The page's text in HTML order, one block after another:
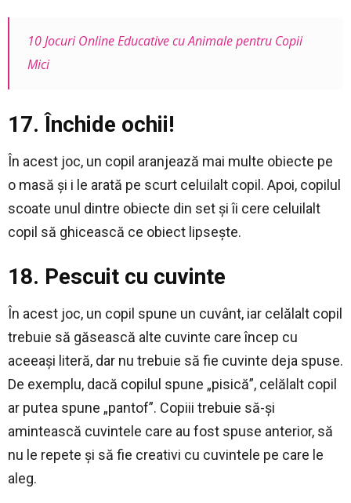
10 Jocuri Online Educative cu Animale pentru Copii
Mici
17. Închide ochii!
În acest joc, un copil aranjează mai multe obiecte pe
o masă și i le arată pe scurt celuilalt copil. Apoi, copilul
scoate unul dintre obiecte din set și îi cere celuilalt
copil să ghicească ce obiect lipsește.
18. Pescuit cu cuvinte
În acest joc, un copil spune un cuvânt, iar celălalt copil
trebuie să găsească alte cuvinte care încep cu
aceeași literă, dar nu trebuie să fie cuvinte deja spuse.
De exemplu, dacă copilul spune „pisică”, celălalt copil
ar putea spune „pantof”. Copiii trebuie să-și
amintească cuvintele care au fost spuse anterior, să
nu le repete și să fie creativi cu cuvintele pe care le
aleg.